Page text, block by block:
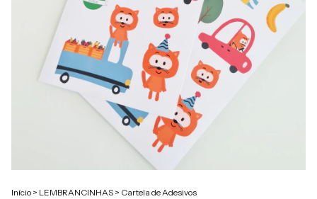
Início > LEMBRANCINHAS > Cartela de Adesivos